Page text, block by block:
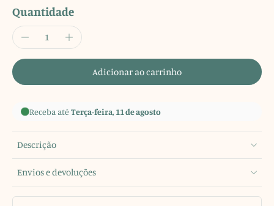
Quantidade
Adicionar ao carrinho
Receba atéTerça-feira, 11 de agosto
Descrição
Envios e devoluções